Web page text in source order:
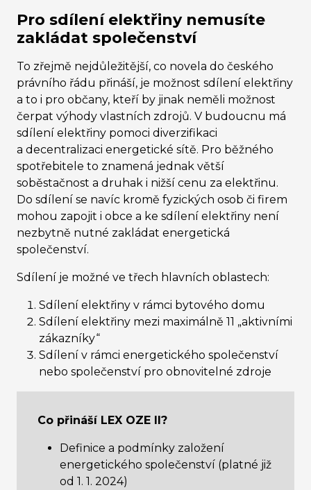
Pro sdílení elektřiny nemusíte
zakládat společenství
To zřejmě nejdůležitější, co novela do českého
právního řádu přináší, je možnost sdílení elektřiny
a to i pro občany, kteří by jinak neměli možnost
čerpat výhody vlastních zdrojů. V budoucnu má
sdílení elektřiny pomoci diverzifikaci
a decentralizaci energetické sítě. Pro běžného
spotřebitele to znamená jednak větší
soběstačnost a druhak i nižší cenu za elektřinu.
Do sdílení se navíc kromě fyzických osob či firem
mohou zapojit i obce a ke sdílení elektřiny není
nezbytně nutné zakládat energetická
společenství.
Sdílení je možné ve třech hlavních oblastech:
Sdílení elektřiny v rámci bytového domu
Sdílení elektřiny mezi maximálně 11 „aktivními
zákazníky“
Sdílení v rámci energetického společenství
nebo společenství pro obnovitelné zdroje
Co přináší LEX OZE II?
Definice a podmínky založení
energetického společenství (platné již
od 1. 1. 2024)